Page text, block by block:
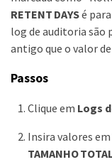
RETENT DAYSé
log de auditoria são
antigo que o valor
Passos
Clique em Logs
Insira valores em
TAMANHO